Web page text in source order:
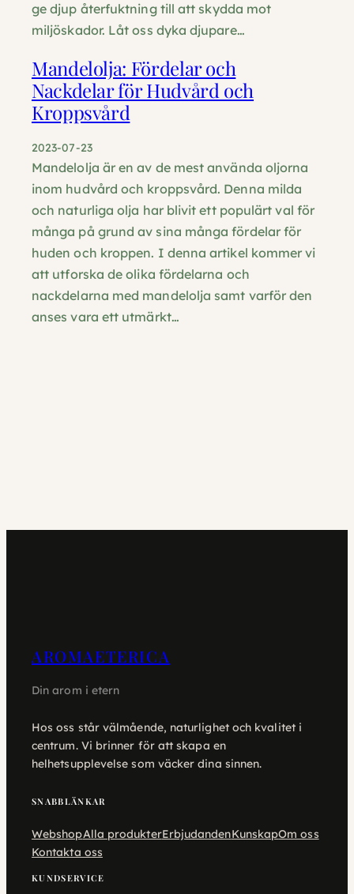
ge djup återfuktning till att skydda mot
miljöskador. Låt oss dyka djupare…
Mandelolja: Fördelar och
Nackdelar för Hudvård och
Kroppsvård
2023-07-23
Mandelolja är en av de mest använda oljorna
inom hudvård och kroppsvård. Denna milda
och naturliga olja har blivit ett populärt val för
många på grund av sina många fördelar för
huden och kroppen. I denna artikel kommer vi
att utforska de olika fördelarna och
nackdelarna med mandelolja samt varför den
anses vara ett utmärkt…
AROMAETERICA
Din arom i etern
Hos oss står välmående, naturlighet och kvalitet i
centrum. Vi brinner för att skapa en
helhetsupplevelse som väcker dina sinnen.
SNABBLÄNKAR
WebshopAlla produkterErbjudandenKunskapOm oss
Kontakta oss
KUNDSERVICE